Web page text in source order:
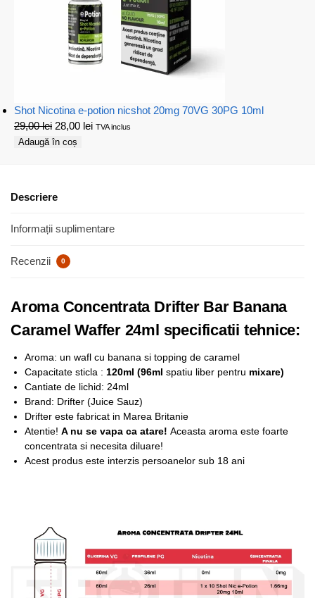
Shot Nicotina e-potion nicshot 20mg 70VG 30PG 10ml
29,00lei 28,00 lei TVA inclus
Adaugă în coș
Descriere
Informații suplimentare
Recenzii 0
Aroma Concentrata Drifter Bar Banana
Caramel Waffer 24ml specificatii tehnice:
Aroma: un wafl cu banana si topping de caramel
Capacitate sticla : 120ml (96ml spatiu liber pentru mixare)
Cantiate de lichid: 24ml
Brand: Drifter (Juice Sauz)
Drifter este fabricat in Marea Britanie
Atentie! A nu se vapa ca atare! Aceasta aroma este foarte
concentrata si necesita diluare!
Acest produs este interzis persoanelor sub 18 ani